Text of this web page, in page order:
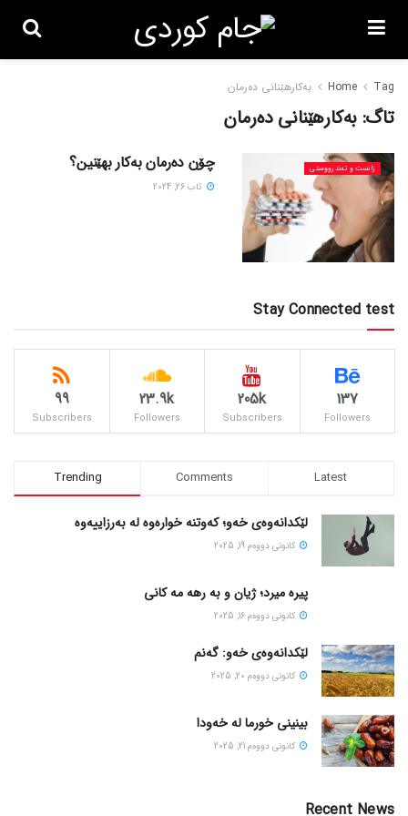
Home Tag بەکارهێنانی دەرمان
تاگ: بەکارهێنانی دەرمان
زانست و تەندرووستی چۆن دەرمان بەکار بهێنین؟
ئاب 26, 2024
Stay Connected test
137
Followers
205k
Subscribers
23.9k
Followers
99
Subscribers
Trending Comments Latest
لێکدانەوەی خەو؛ کەوتنە خوارەوە لە بەرزاییەوە
كانونی دووه‌م 19, 2025
پیره میرد؛ ژیان و به رهه مه کانی
كانونی دووه‌م 16, 2025
لێکدانەوەی خەو: گەنم
كانونی دووه‌م 20, 2025
بینینی خورما لە خەودا
كانونی دووه‌م 21, 2025
Recent News